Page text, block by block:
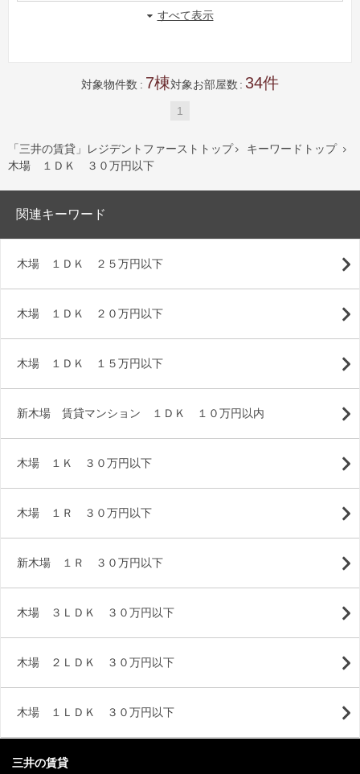
すべて表示
対象物件数 7 対象お部屋数 34
1
「三井の賃貸」レジデントファーストトップ  キーワードトップ 
木場 １ＤＫ ３０万円以下
関連キーワード
木場 １ＤＫ ２５万円以下
木場 １ＤＫ ２０万円以下
木場 １ＤＫ １５万円以下
新木場 賃貸マンション １ＤＫ １０万円以内
木場 １Ｋ ３０万円以下
木場 １Ｒ ３０万円以下
新木場 １Ｒ ３０万円以下
木場 ３ＬＤＫ ３０万円以下
木場 ２ＬＤＫ ３０万円以下
木場 １ＬＤＫ ３０万円以下
三井の賃貸